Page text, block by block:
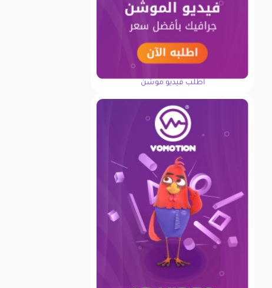
اطلب فيديو موشن